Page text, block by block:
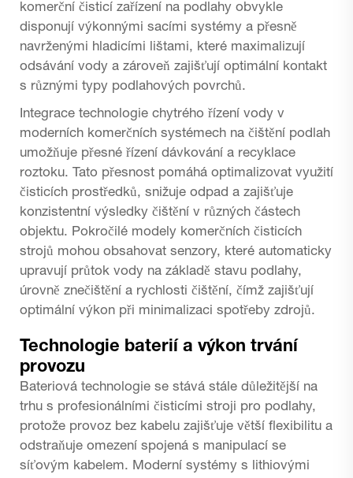
komerční čisticí zařízení na podlahy obvykle
disponují výkonnými sacími systémy a přesně
navrženými hladicími lištami, které maximalizují
odsávání vody a zároveň zajišťují optimální kontakt
s různými typy podlahových povrchů.
Integrace technologie chytrého řízení vody v
moderních komerčních systémech na čištění podlah
umožňuje přesné řízení dávkování a recyklace
roztoku. Tato přesnost pomáhá optimalizovat využití
čisticích prostředků, snižuje odpad a zajišťuje
konzistentní výsledky čištění v různých částech
objektu. Pokročilé modely komerčních čisticích
strojů mohou obsahovat senzory, které automaticky
upravují průtok vody na základě stavu podlahy,
úrovně znečištění a rychlosti čištění, čímž zajišťují
optimální výkon při minimalizaci spotřeby zdrojů.
Technologie baterií a výkon trvání
provozu
Bateriová technologie se stává stále důležitější na
trhu s profesionálními čisticími stroji pro podlahy,
protože provoz bez kabelu zajišťuje větší flexibilitu a
odstraňuje omezení spojená s manipulací se
síťovým kabelem. Moderní systémy s lithiovými